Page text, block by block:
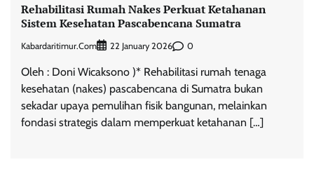
Rehabilitasi Rumah Nakes Perkuat Ketahanan
Sistem Kesehatan Pascabencana Sumatra
Kabardaritimur.com 22 January 2026 0
Oleh : Doni Wicaksono )* Rehabilitasi rumah tenaga
kesehatan (nakes) pascabencana di Sumatra bukan
sekadar upaya pemulihan fisik bangunan, melainkan
fondasi strategis dalam memperkuat ketahanan […]